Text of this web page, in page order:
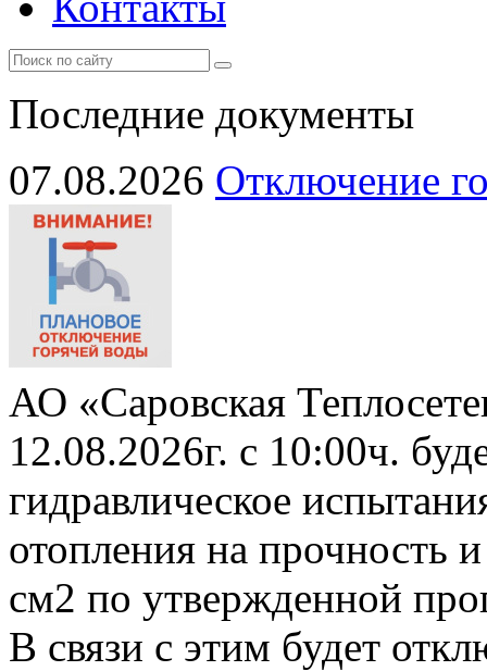
Последние документы
07.08.2026 Отключение
АО «Саровская
12.08.2026г. с 10:00ч.
гидравлическое
отопления на прочность
см2 по утвержденной
В связи с этим будет